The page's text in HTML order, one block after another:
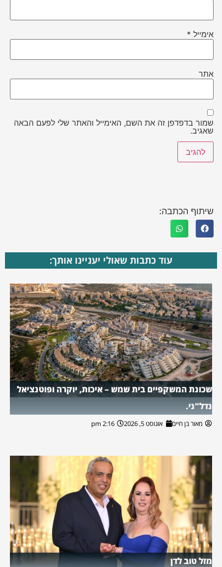
אימייל *
אתר
שמור בדפדפן זה את השם, האימייל והאתר שלי לפעם הבאה
שאגיב.
שיתוף הכתבה:
עוד כתבות שאולי יעניינו אותך:
שכונת המשקפיים בית שמש – איכות, יוקרה ופוטנציאל
נדל"ני.
מאור בן חיים אוגוסט 5, 2026 2:16 pm
מזל טוב לדן